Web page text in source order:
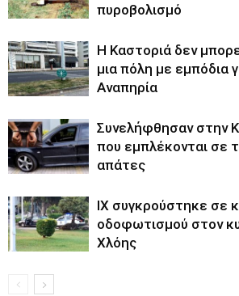
πυροβολισμό
Η Καστοριά δεν
μια πόλη με εμπόδια
Αναπηρία
Συνελήφθησαν στην
που εμπλέκονται σε
απάτες
ΙΧ συγκρούστηκε σε
οδοφωτισμού στον
Χλόης